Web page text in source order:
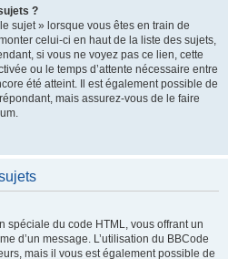
?
sujet » lorsque vous êtes en train de
celui-ci en haut de la liste des sujets,
si vous ne voyez pas ce lien, cette
ou le temps d’attente nécessaire entre
été atteint. Il est également possible de
mais assurez-vous de le faire
spéciale du code HTML, vous offrant un
d’un message. L’utilisation du BBCode
mais il vous est également possible de